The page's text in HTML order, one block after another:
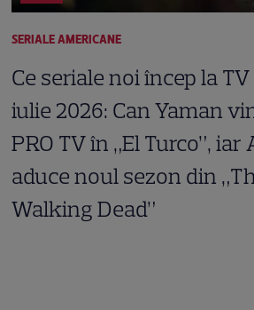
SERIALE AMERICANE
Ce seriale noi încep la
iulie 2026: Can Yaman
PRO TV în „El Turco”, iar
aduce noul sezon din
Walking Dead”